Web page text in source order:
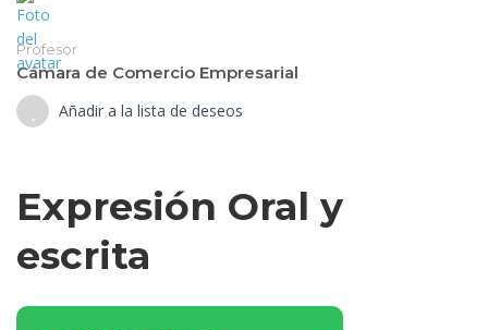
Profesor
Cámara de Comercio Empresarial
Añadir a la lista de deseos
Expresión Oral y
escrita